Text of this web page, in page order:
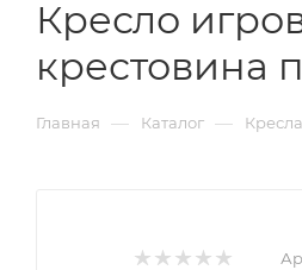
Кресло
крестовина
Главная — Каталог — Кресла